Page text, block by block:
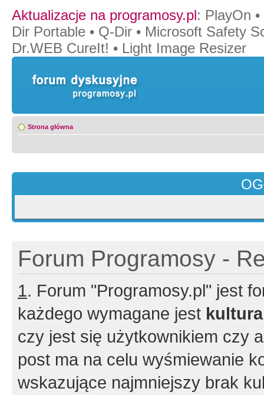
Aktualizacje na programosy.pl: PlayOn •
Dir Portable • Q-Dir • Microsoft Safety
Dr.WEB CureIt! • Light Image Resizer
Strona główna
Forum Programosy -
1. Forum "Programosy.pl" jest
każdego wymagane jest
czy jest się użytkownikiem czy
post ma na celu wyśmiewanie
wskazujące najmniejszy brak